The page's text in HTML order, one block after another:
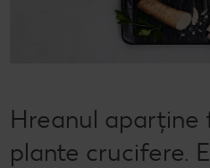
Dicționar de alimente
Mărcile noastre
Rețete de mic dejun vegan
Fii responsabil
Concursuri
Semințele de pepene verde
Bucuria de a găti
Hreanul aparține
plante crucifere.